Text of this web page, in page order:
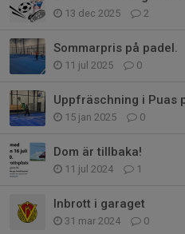
13 dec 2025 2
Sommarpris på padel.
11 jul 2025 0
Uppfräschning i Puas
15 jan 2025 0
Dom är tillbaka!
11 jul 2024 1
Inbrott i garaget
31 mar 2024 0